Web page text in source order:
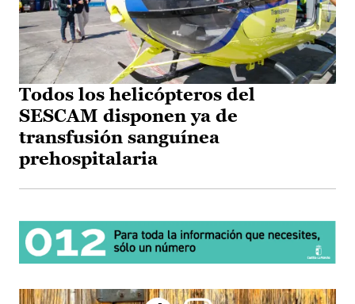
Todos los helicópteros del
SESCAM disponen ya de
transfusión sanguínea
prehospitalaria